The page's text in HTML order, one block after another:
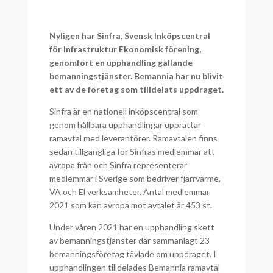
Nyligen har Sinfra, Svensk Inköpscentral
för Infrastruktur Ekonomisk förening,
genomfört en upphandling gällande
bemanningstjänster. Bemannia har nu blivit
ett av de företag som tilldelats uppdraget.
Sinfra är en nationell inköpscentral som
genom hållbara upphandlingar upprättar
ramavtal med leverantörer. Ramavtalen finns
sedan tillgängliga för Sinfras medlemmar att
avropa från och Sinfra representerar
medlemmar i Sverige som bedriver fjärrvärme,
VA och El verksamheter. Antal medlemmar
2021 som kan avropa mot avtalet är 453 st.
Under våren 2021 har en upphandling skett
av bemanningstjänster där sammanlagt 23
bemanningsföretag tävlade om uppdraget. I
upphandlingen tilldelades Bemannia ramavtal